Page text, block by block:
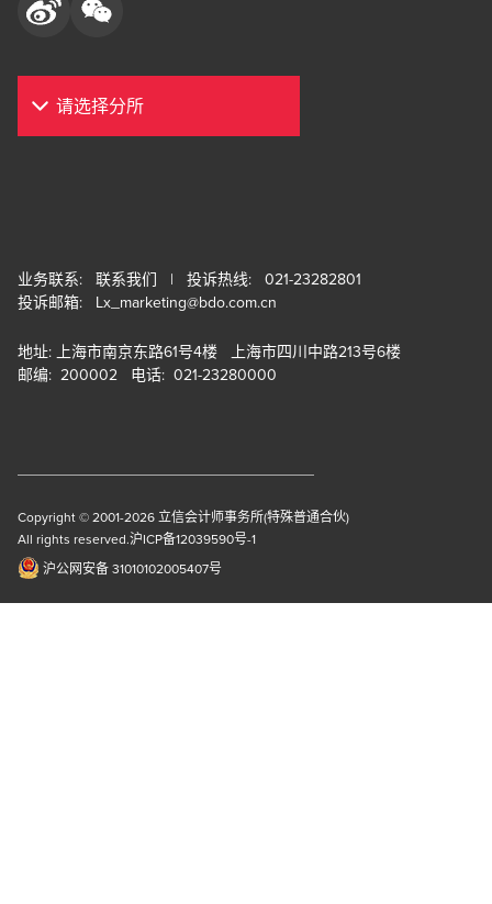
业务联系: 联系我们
| 投诉热线: 021-23282801
投诉邮箱: Lx_marketing@bdo.com.cn
地址: 上海市南京东路61号4楼 上海市四川中路213号6楼
邮编: 200002 电话: 021-23280000
Copyright © 2001-2026 立信会计师事务所(特殊普通合伙)
All rights reserved.沪ICP备12039590号-1
沪公网安备 31010102005407号